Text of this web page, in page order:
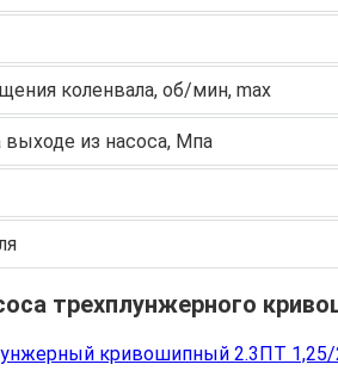
коленвала, об/мин, max
выходе из насоса, Мпа
трехплунжерного